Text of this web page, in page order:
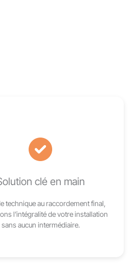
clé en main
technique au raccordement final,
l’intégralité de votre installation
sans aucun intermédiaire.